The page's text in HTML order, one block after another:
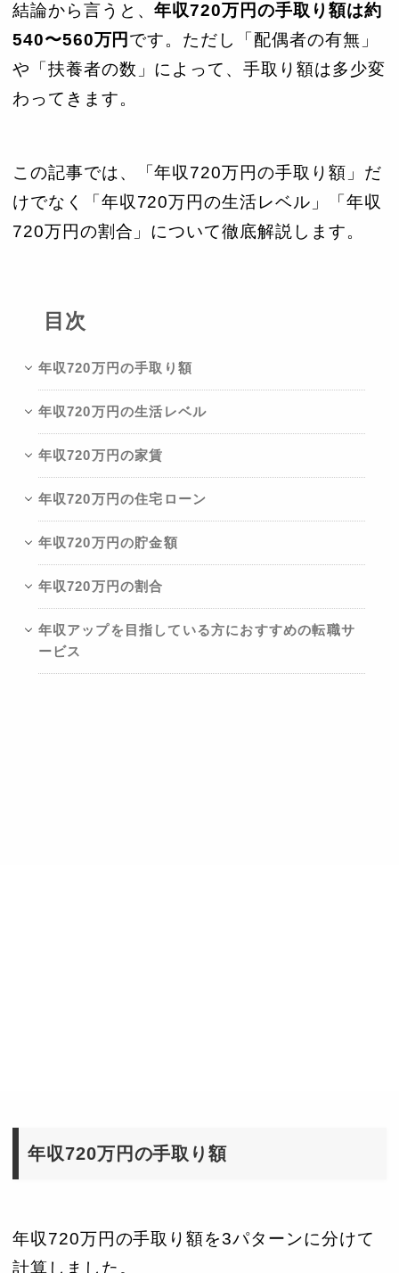
結論から言うと、年収720万円の手取り額は約
540〜560万円 です。ただし「配偶者の有無」
や「扶養者の数」によって、手取り額は多少変
わってきます。
この記事では、「年収720万円の手取り額」だ
けでなく「年収720万円の生活レベル」「年収
720万円の割合」について徹底解説します。
目次
年収720万円の手取り額
年収720万円の生活レベル
年収720万円の家賃
年収720万円の住宅ローン
年収720万円の貯金額
年収720万円の割合
年収アップを目指している方におすすめの転職サ
ービス
年収720万円の手取り額
年収720万円の手取り額を3パターンに分けて
計算しました。